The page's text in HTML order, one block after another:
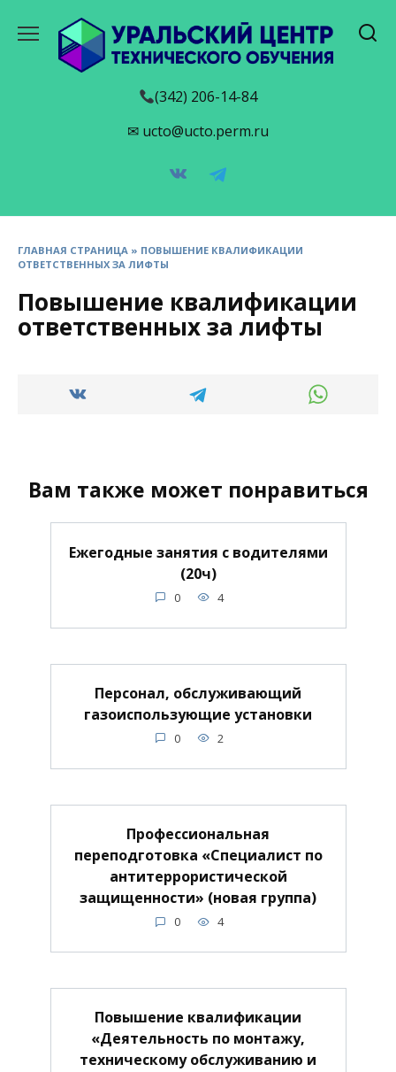
содержанию
(342) 206-14-84
✉ ucto@ucto.perm.ru
ГЛАВНАЯ СТРАНИЦА » ПОВЫШЕНИЕ КВАЛИФИКАЦИИ
ОТВЕТСТВЕННЫХ ЗА ЛИФТЫ
Повышение квалификации
ответственных за лифты
Вам также может понравиться
Ежегодные занятия с водителями
(20ч)
0 4
Персонал, обслуживающий
газоиспользующие установки
0 2
Профессиональная
переподготовка «Специалист по
антитеррористической
защищенности» (новая группа)
0 4
Повышение квалификации
«Деятельность по монтажу,
техническому обслуживанию и